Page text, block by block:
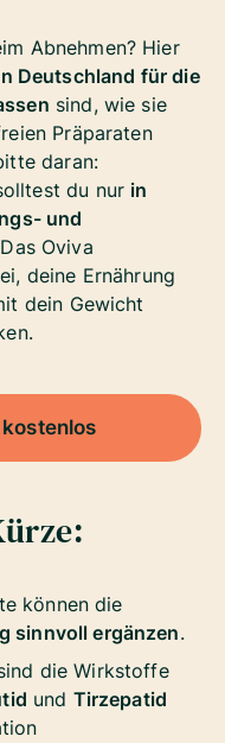
Abnehmen? Hier
Deutschland für die
sind, wie sie
Präparaten
daran:
du nur in
und
Oviva
deine Ernährung
dein Gewicht
können die
sinnvoll ergänzen.
die Wirkstoffe
und Tirzepatid